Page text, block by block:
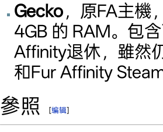
Gecko，原FA主機
4GB 的 RAM。包
Affinity退休，雖然
和Fur Affinity
參照 [编辑]